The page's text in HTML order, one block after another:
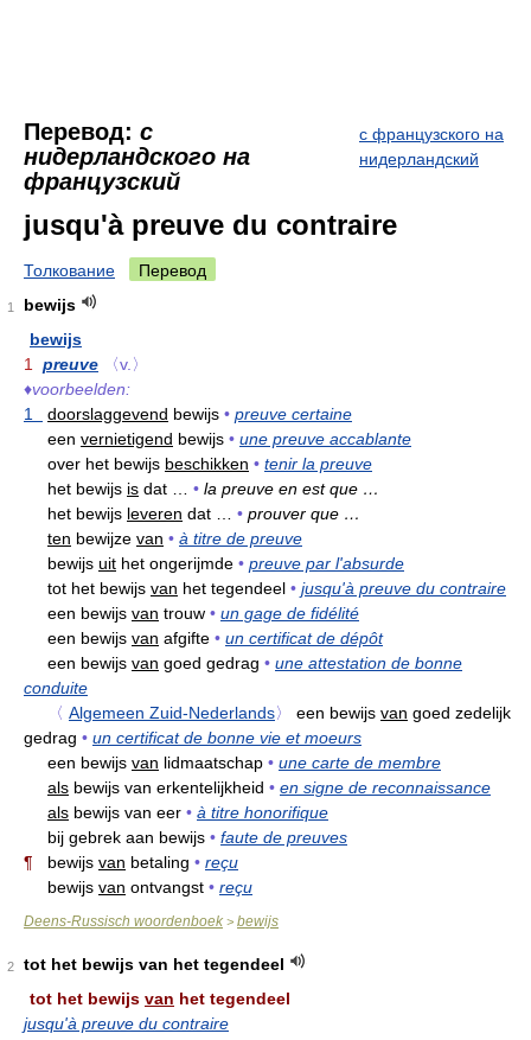
Перевод: с
нидерландского на
французский
с французского на
нидерландский
jusqu'à preuve du contraire
Толкование Перевод
1
bewijs
bewijs
1
preuve
〈v.〉
♦voorbeelden:
1
doorslaggevend bewijs • preuve certaine
een vernietigend bewijs • une preuve accablante
over het bewijs beschikken • tenir la preuve
het bewijs is dat … • la preuve en est que …
het bewijs leveren dat … • prouver que …
ten bewijze van • à titre de preuve
bewijs uit het ongerijmde • preuve par l'absurde
tot het bewijs van het tegendeel • jusqu'à preuve du contraire
een bewijs van trouw • un gage de fidélité
een bewijs van afgifte • un certificat de dépôt
een bewijs van goed gedrag • une attestation de bonne
conduite
〈 Algemeen Zuid-Nederlands〉 een bewijs van goed zedelijk
gedrag • un certificat de bonne vie et moeurs
een bewijs van lidmaatschap • une carte de membre
als bewijs van erkentelijkheid • en signe de reconnaissance
als bewijs van eer • à titre honorifique
bij gebrek aan bewijs • faute de preuves
¶ bewijs van betaling • reçu
bewijs van ontvangst • reçu
Deens-Russisch woordenboek > bewijs
2
tot het bewijs van het tegendeel
tot het bewijs van het tegendeel
jusqu'à preuve du contraire